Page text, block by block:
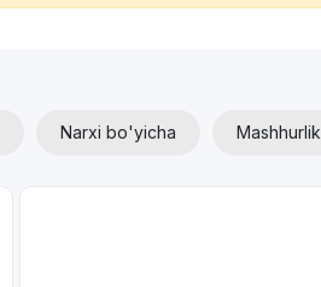
Narxi bo'yicha Mashhurlik